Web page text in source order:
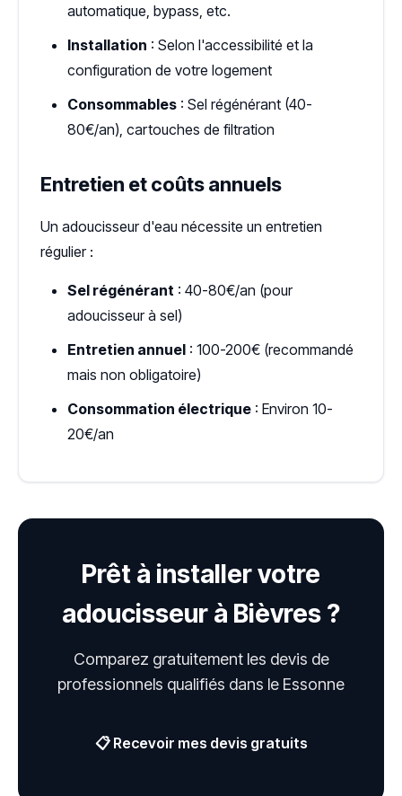
automatique, bypass, etc.
Installation : Selon l'accessibilité et la
configuration de votre logement
Consommables : Sel régénérant (40-
80€/an), cartouches de filtration
Entretien et coûts annuels
Un adoucisseur d'eau nécessite un entretien
régulier :
Sel régénérant : 40-80€/an (pour
adoucisseur à sel)
Entretien annuel : 100-200€ (recommandé
mais non obligatoire)
Consommation électrique : Environ 10-
20€/an
Prêt à installer votre
adoucisseur à Bièvres ?
Comparez gratuitement les devis de
professionnels qualifiés dans le Essonne
📋 Recevoir mes devis gratuits